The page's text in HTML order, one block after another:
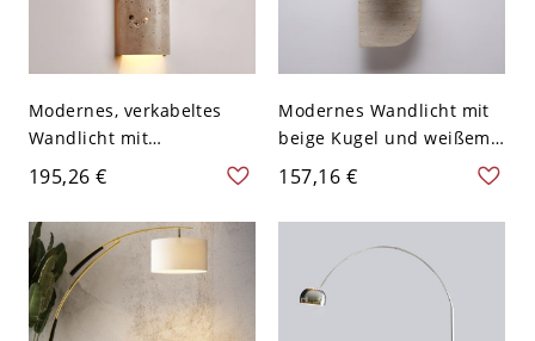
Modernes, verkabeltes
Wandlicht mit
zylindrischem, beigem
Schirm aus Stein für den
Innenbereich - 110V-120V
Abwärts
195,26 €
Modernes Wandlicht mit
beige Kugel und weißem
Glasschirm - 110V-120V 1
157,16 €